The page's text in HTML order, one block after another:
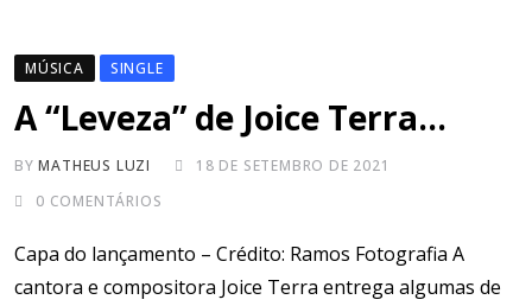
MÚSICA SINGLE
A “Leveza” de Joice Terra…
BYMATHEUS LUZI
18 DE SETEMBRO DE 2021
0 COMENTÁRIOS
Capa do lançamento – Crédito: Ramos Fotografia A
cantora e compositora Joice Terra entrega algumas de